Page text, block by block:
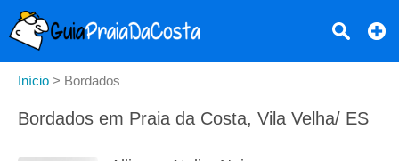
Início > Bordados
Bordados em Praia da Costa, Vila Velha/ ES